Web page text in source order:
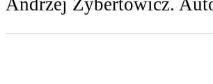
Andrzej Zybertowicz.